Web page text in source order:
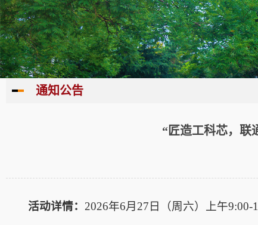
通知公告
“匠造工科芯，联
活动详情： 2026年6月27日（周六）上午9:00-